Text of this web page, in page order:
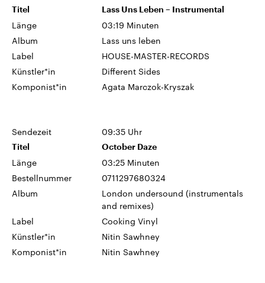
Titel Lass Uns Leben – Instrumental
Länge
03:19 Minuten
Album
Lass uns leben
Label
HOUSE-MASTER-RECORDS
Künstler*in
Different Sides
Komponist*in
Agata Marczok-Kryszak
Sendezeit 09:35 Uhr
Titel October Daze
Länge
03:25 Minuten
Bestellnummer
0711297680324
Album
London undersound (instrumentals
and remixes)
Label
Cooking Vinyl
Künstler*in
Nitin Sawhney
Komponist*in
Nitin Sawhney